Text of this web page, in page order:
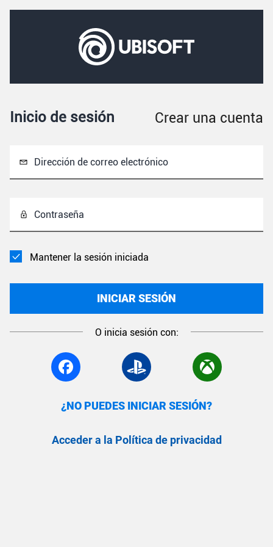
Inicio de sesión Crear una cuenta
Dirección de correo electrónico
Contraseña
Mantener la sesión iniciada
INICIAR SESIÓN
O inicia sesión con:
¿NO PUEDES INICIAR SESIÓN?
Acceder a la Política de privacidad